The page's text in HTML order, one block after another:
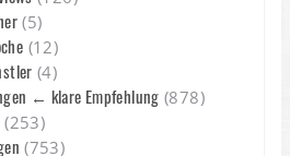
(5)
(12)
(4)
← klare Empfehlung (878)
(253)
(753)